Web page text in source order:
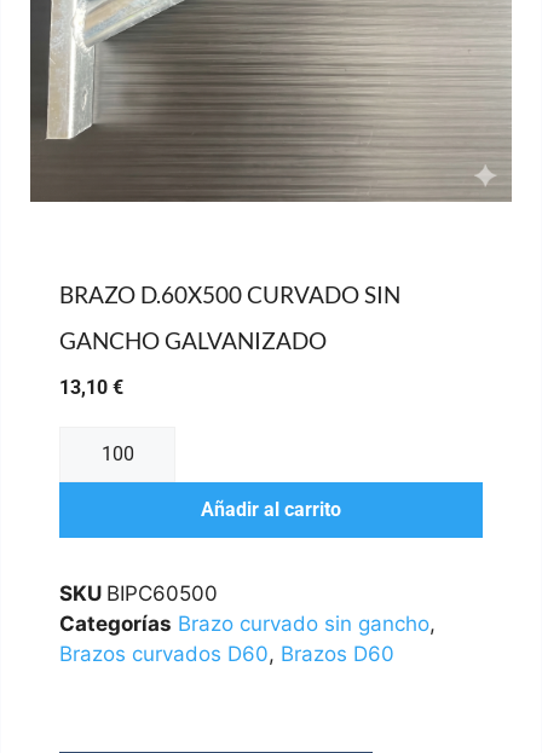
BRAZO D.60X500 CURVADO SIN
GANCHO GALVANIZADO
13,10 €
Añadir al carrito
SKU BIPC60500
Categorías Brazo curvado sin gancho,
Brazos curvados D60, Brazos D60